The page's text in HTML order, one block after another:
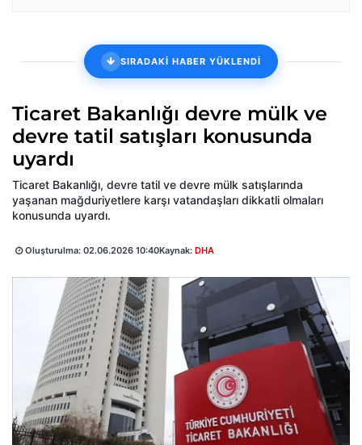
SIRADAKİ HABER YÜKLENDİ
Ticaret Bakanlığı devre mülk ve
devre tatil satışları konusunda
uyardı
Ticaret Bakanlığı, devre tatil ve devre mülk satışlarında
yaşanan mağduriyetlere karşı vatandaşları dikkatli olmaları
konusunda uyardı.
Oluşturulma: 02.06.2026 10:40Kaynak: DHA